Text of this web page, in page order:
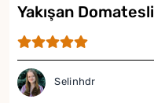
Yakışan Domatesli
Tart Tarifi
Selinhdr